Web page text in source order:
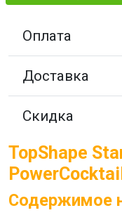
Оплата
Доставка
Скидка
TopShape
Содержимое